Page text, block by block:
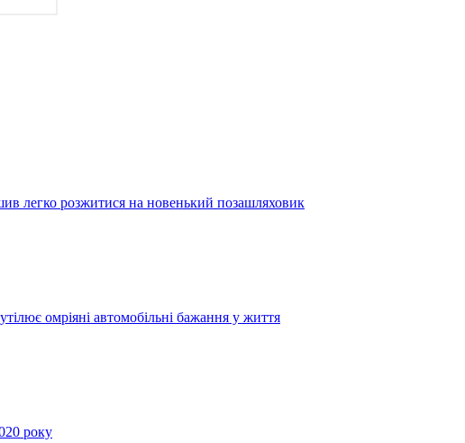
легко розжитися на новенький позашляховик
омріяні автомобільні бажання у життя
року